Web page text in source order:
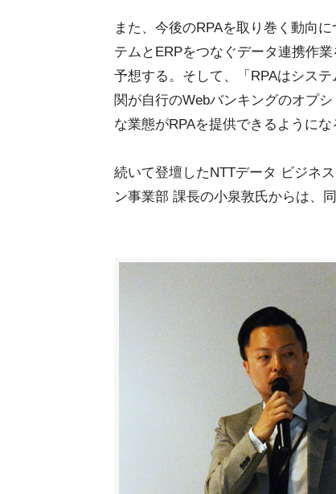
また、今後のRPAを取り巻く動向
テムとERPをつなぐデータ連携作
予想する。そして、「RPAはシス
関が自行のWebバンキングのオプ
な業態がRPAを提供できるように
続いて登壇したNTTデータ ビジネ
ン事業部 課長の小泉敦氏からは、